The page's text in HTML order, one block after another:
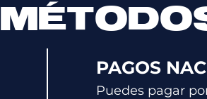
PAGOS
Puedes pagar